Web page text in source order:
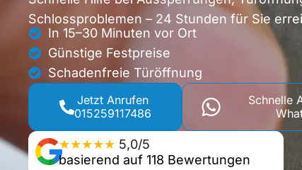
Schlossproblemen – 24 Stunden für Sie
In 15–30 Minuten vor Ort
Günstige Festpreise
Schadenfreie Türöffnung
Jetzt Anrufen
015259117486
Schnelle
★★★★★ 5,0/5
basierend auf 118 Bewertungen